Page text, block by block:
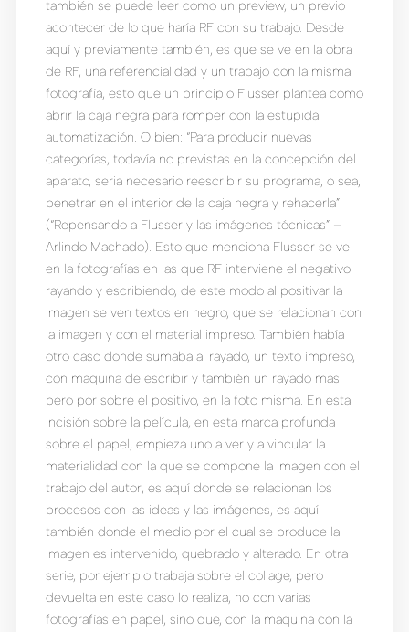
también se puede leer como un preview, un previo
acontecer de lo que haría RF con su trabajo. Desde
aquí y previamente también, es que se ve en la obra
de RF, una referencialidad y un trabajo con la misma
fotografía, esto que un principio Flusser plantea como
abrir la caja negra para romper con la estupida
automatización. O bien: “Para producir nuevas
categorías, todavía no previstas en la concepción del
aparato, seria necesario reescribir su programa, o sea,
penetrar en el interior de la caja negra y rehacerla”
(“Repensando a Flusser y las imágenes técnicas” –
Arlindo Machado). Esto que menciona Flusser se ve
en la fotografías en las que RF interviene el negativo
rayando y escribiendo, de este modo al positivar la
imagen se ven textos en negro, que se relacionan con
la imagen y con el material impreso. También había
otro caso donde sumaba al rayado, un texto impreso,
con maquina de escribir y también un rayado mas
pero por sobre el positivo, en la foto misma. En esta
incisión sobre la película, en esta marca profunda
sobre el papel, empieza uno a ver y a vincular la
materialidad con la que se compone la imagen con el
trabajo del autor, es aquí donde se relacionan los
procesos con las ideas y las imágenes, es aquí
también donde el medio por el cual se produce la
imagen es intervenido, quebrado y alterado. En otra
serie, por ejemplo trabaja sobre el collage, pero
devuelta en este caso lo realiza, no con varias
fotografías en papel, sino que, con la maquina con la